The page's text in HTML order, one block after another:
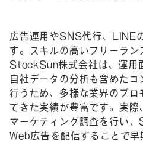
広告運用やSNS代行、LINE
す。スキルの高いフリーラン
StockSun株式会社は、運用
自社データの分析も含めた
行うため、多様な業界のプロ
てきた実績が豊富です。実際
マーケティング調査を行い
Web広告を配信することで